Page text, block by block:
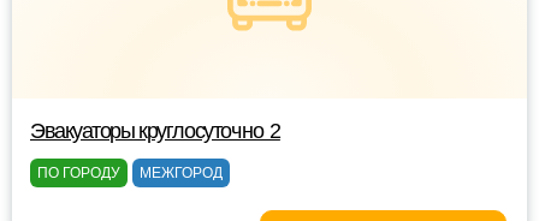
Эвакуаторы круглосуточно 2
ПО ГОРОДУ МЕЖГОРОД